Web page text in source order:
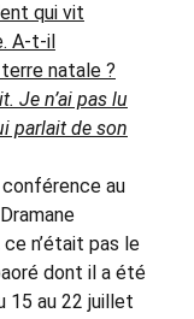
qui vit
A-t-il
natale ?
Je n’ai pas lu
parlait de son
au
n’était pas le
dont il a été
15 au 22 juillet